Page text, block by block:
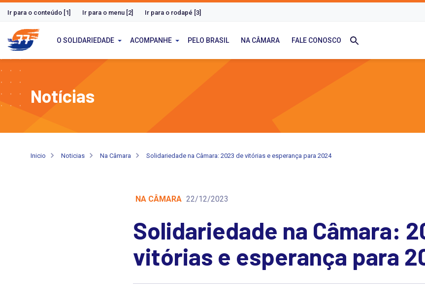
Ir para o conteúdo [1] Ir para o menu [2] Ir para o rodapé [3]
O SOLIDARIEDADE ACOMPANHE PELO BRASIL NA CÂMARA FALE CONOSCO
Notícias
Inicio Noticias Na Câmara Solidariedade na Câmara: 2023 de vitórias e esperança para 2024
NA CÂMARA 22/12/2023
Solidariedade na Câmara:
vitórias e esperança para